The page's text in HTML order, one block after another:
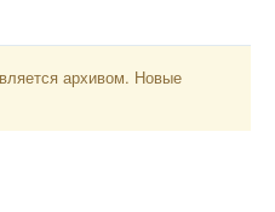
архивом. Новые